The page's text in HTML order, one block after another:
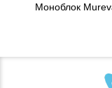
Моноблок